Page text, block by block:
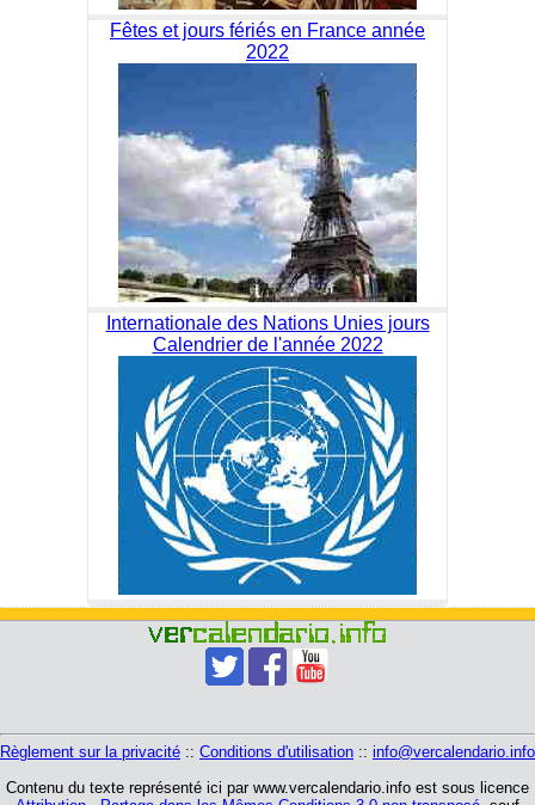
Fêtes et jours fériés en France année
2022
Internationale des Nations Unies jours
Calendrier de l'année 2022
Règlement sur la privacité :: Conditions d'utilisation :: info@vercalendario.info
Contenu du texte représenté ici par www.vercalendario.info est sous licence